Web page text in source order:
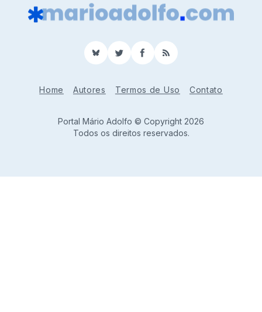
BlueSkyTwitterFacebook
RSS
Home Autores Termos de Uso Contato
Portal Mário Adolfo © Copyright 2026
Todos os direitos reservados.